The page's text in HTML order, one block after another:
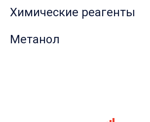
Химические реагенты
Метанол